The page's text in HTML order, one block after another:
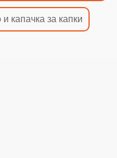
капачка за капки